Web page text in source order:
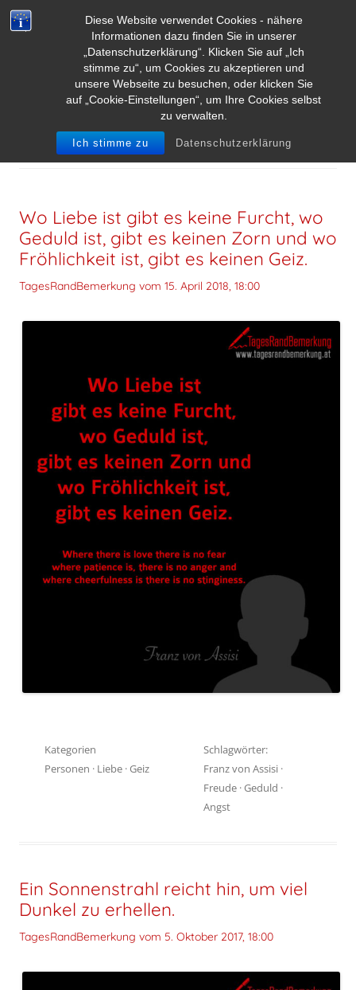
Diese Website verwendet Cookies - nähere
Informationen dazu finden Sie in unserer
„Datenschutzerklärung“. Klicken Sie auf „Ich
stimme zu“, um Cookies zu akzeptieren und
unsere Webseite zu besuchen, oder klicken Sie
auf „Cookie-Einstellungen“, um Ihre Cookies selbst
zu verwalten.
Ich stimme zu Datenschutzerklärung
SCHLAGWORT-ARCHIVE:FRANZ VON ASSISI
Wo Liebe ist gibt es keine Furcht, wo
Geduld ist, gibt es keinen Zorn und wo
Fröhlichkeit ist, gibt es keinen Geiz.
TagesRandBemerkung vom 15. April 2018, 18:00
Kategorien
Personen · Liebe ·Geiz
Schlagwörter:
Franz von Assisi ·
Freude ·Geduld ·
Angst
Ein Sonnenstrahl reicht hin, um viel
Dunkel zu erhellen.
TagesRandBemerkung vom 5. Oktober 2017, 18:00